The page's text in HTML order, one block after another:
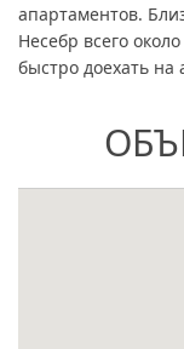
апартаментов.
Несебр всего
быстро доехать на